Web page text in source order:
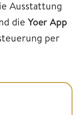
Ausstattung
die Yoer App
per